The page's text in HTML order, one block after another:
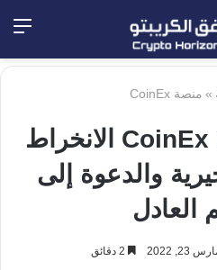
» منصة CoinEx
تخطط CoinEx Charity الانخراط
والدعوة إلى
العادل
23, 2022